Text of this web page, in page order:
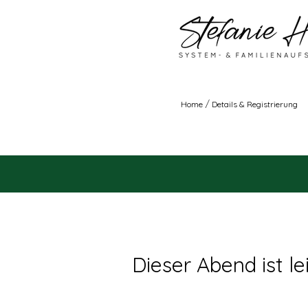
Home / Details & Registrierung
Dieser Abend ist